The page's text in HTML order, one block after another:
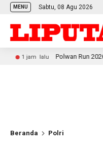
MENU Sabtu, 08 Agu 2026
Polwan Run 2026 Polda
Beranda Polri